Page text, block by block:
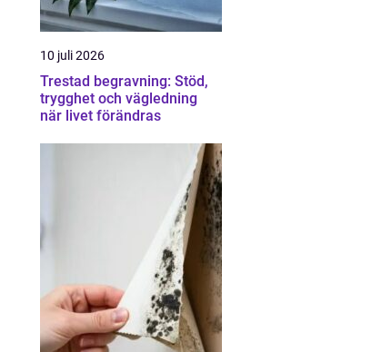
10 juli 2026
Trestad begravning: Stöd,
trygghet och vägledning
när livet förändras